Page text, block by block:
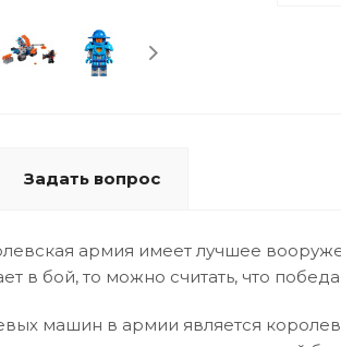
Задать вопрос
армия имеет лучшее
в бой, то можно считать, что
машин в армии является